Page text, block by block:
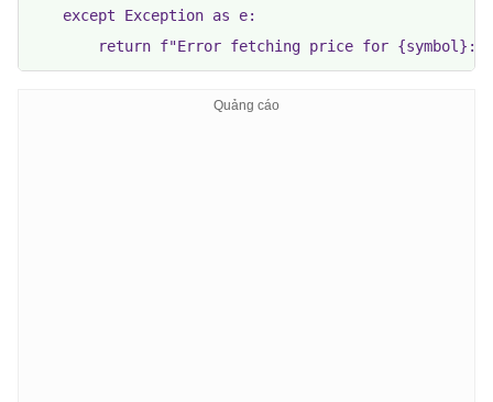
    except Exception as e: